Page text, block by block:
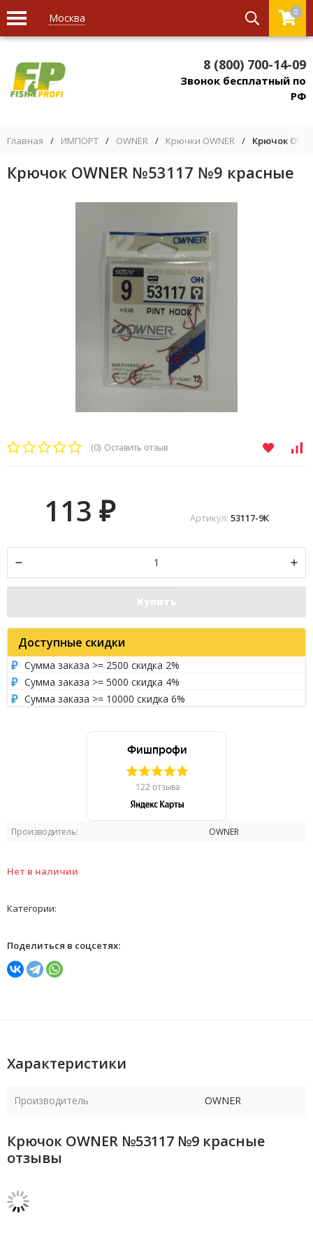
Москва 0
8 (800) 700-14-09
Звонок бесплатный по
РФ
Главная / ИМПОРТ / OWNER / Крючки OWNER / Крючок
Крючок OWNER №53117 №9 красные
(0) Оставить отзыв
Производитель: OWNER
Нет в наличии
Артикул: 53117-9К
113 ₽
Купить
Доступные скидки
Сумма заказа >= 2500 скидка 2%
Сумма заказа >= 5000 скидка 4%
Сумма заказа >= 10000 скидка 6%
Категории:
Поделиться в соцсетях:
Характеристики
Производитель OWNER
Крючок OWNER №53117 №9 красные
отзывы